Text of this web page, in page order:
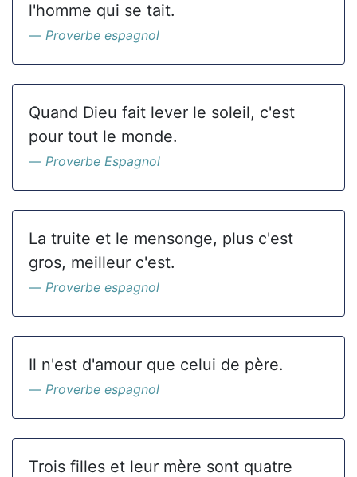
l'homme qui se tait.
Proverbe espagnol
Quand Dieu fait lever le soleil, c'est
pour tout le monde.
Proverbe Espagnol
La truite et le mensonge, plus c'est
gros, meilleur c'est.
Proverbe espagnol
Il n'est d'amour que celui de père.
Proverbe espagnol
Trois filles et leur mère sont quatre